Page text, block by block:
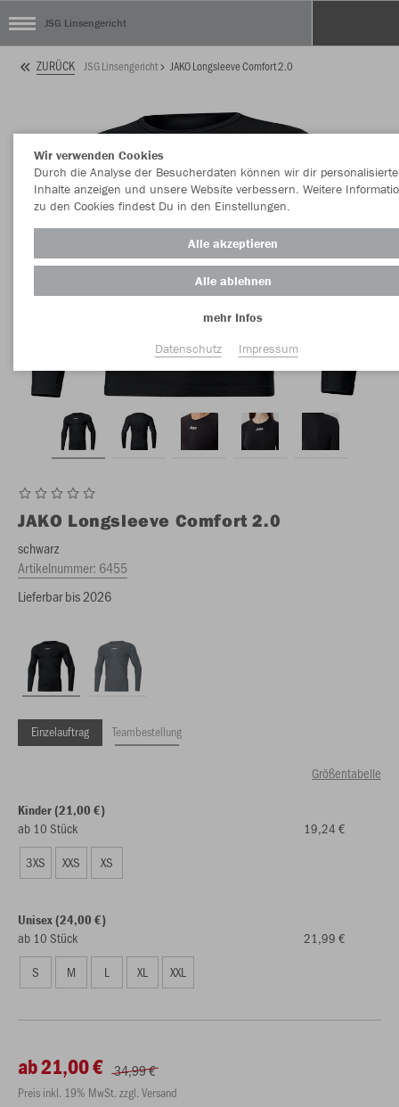
JSG Linsengericht
ZURÜCK JSG Linsengericht JAKO Longsleeve Comfort 2.0
JAKO Longsleeve Comfort 2.0
schwarz
Artikelnummer: 6455
Lieferbar bis 2026
Einzelauftrag Teambestellung
Größentabelle
Kinder (21,00 €)
ab 10 Stück
19,24 €
3XS
XXS XS
Unisex (24,00 €)
ab 10 Stück
21,99 €
S
M L XL XXL
ab 21,00 € 34,99 €
Preis inkl. 19% MwSt. zzgl. Versand
Wir verwenden Cookies
Durch die Analyse der Besucherdaten können wir dir personalisierte
Inhalte anzeigen und unsere Website verbessern. Weitere
zu den Cookies findest Du in den Einstellungen.
Alle akzeptieren
Alle ablehnen
mehr Infos
Datenschutz
Impressum